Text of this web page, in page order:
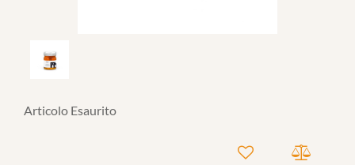
Articolo Esaurito